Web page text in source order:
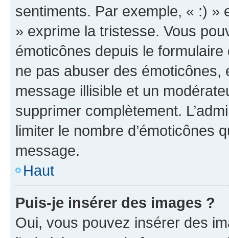
sentiments. Par exemple, « :) »
» exprime la tristesse. Vous
émoticônes depuis le
ne pas abuser des
message illisible et un
supprimer complètement.
limiter le nombre d’émoticônes
message.
Haut
Puis-je insérer des images ?
Oui, vous pouvez insérer des